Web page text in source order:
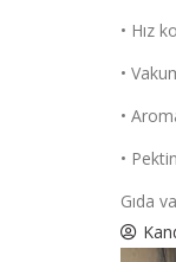
• Hız
•
•
•
Gıda